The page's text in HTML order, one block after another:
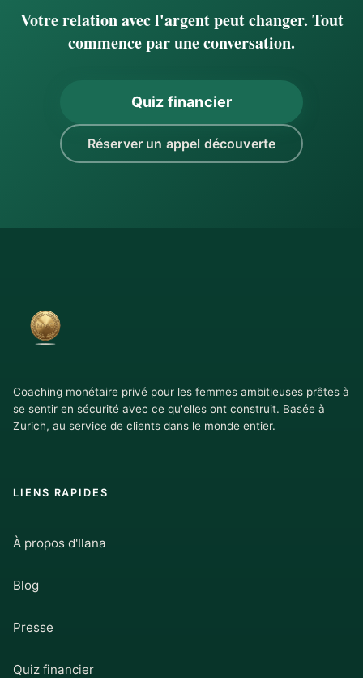
Votre relation avec l'argent peut changer. Tout
commence par une conversation.
Quiz financier
Réserver un appel découverte
Coaching monétaire privé pour les femmes ambitieuses prêtes à
se sentir en sécurité avec ce qu'elles ont construit. Basée à
Zurich, au service de clients dans le monde entier.
LIENS RAPIDES
À propos d'Ilana
Blog
Presse
Quiz financier